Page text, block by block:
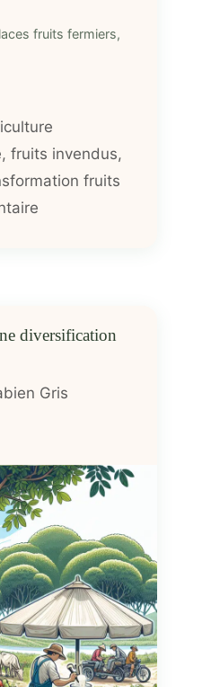
fruits fermiers,
,fruits invendus,
fruits
diversification
Gris